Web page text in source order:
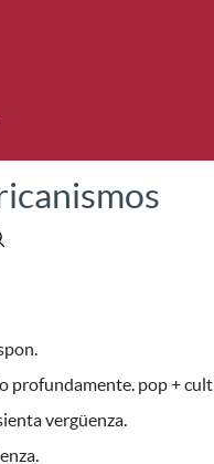
profundamente. pop +
vergüenza.